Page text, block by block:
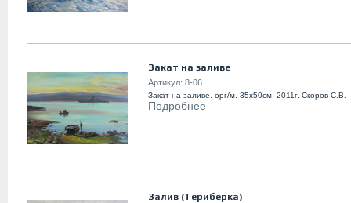
Закат на заливе
Артикул: 8-06
Закат на заливе. орг/м. 35х50см. 2011г. Скоров С.В.
Подробнее
Залив (Териберка)